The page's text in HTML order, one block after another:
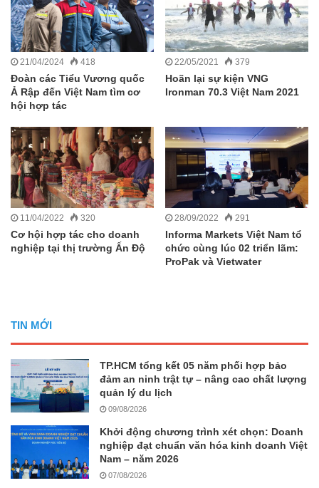
21/04/2024 418
Đoàn các Tiểu Vương quốc
Ả Rập đến Việt Nam tìm cơ
hội hợp tác
22/05/2021 379
Hoãn lại sự kiện VNG
Ironman 70.3 Việt Nam 2021
11/04/2022 320
Cơ hội hợp tác cho doanh
nghiệp tại thị trường Ấn Độ
28/09/2022 291
Informa Markets Việt Nam tổ
chức cùng lúc 02 triển lãm:
ProPak và Vietwater
TIN MỚI
TP.HCM tổng kết 05 năm phối hợp bảo
đảm an ninh trật tự – nâng cao chất lượng
quản lý du lịch
09/08/2026
Khởi động chương trình xét chọn: Doanh
nghiệp đạt chuẩn văn hóa kinh doanh Việt
Nam – năm 2026
07/08/2026